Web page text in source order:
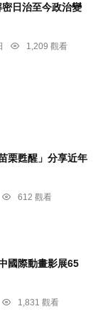
日治至今政治變
1,209 觀看
栗甦醒」分享近年
612 觀看
國際動畫影展65
1,831 觀看